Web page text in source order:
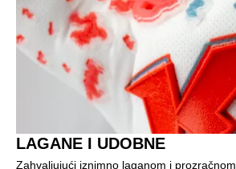
LAGANE I UDOBNE
Zahvaljujući iznimno laganom i prozračnom